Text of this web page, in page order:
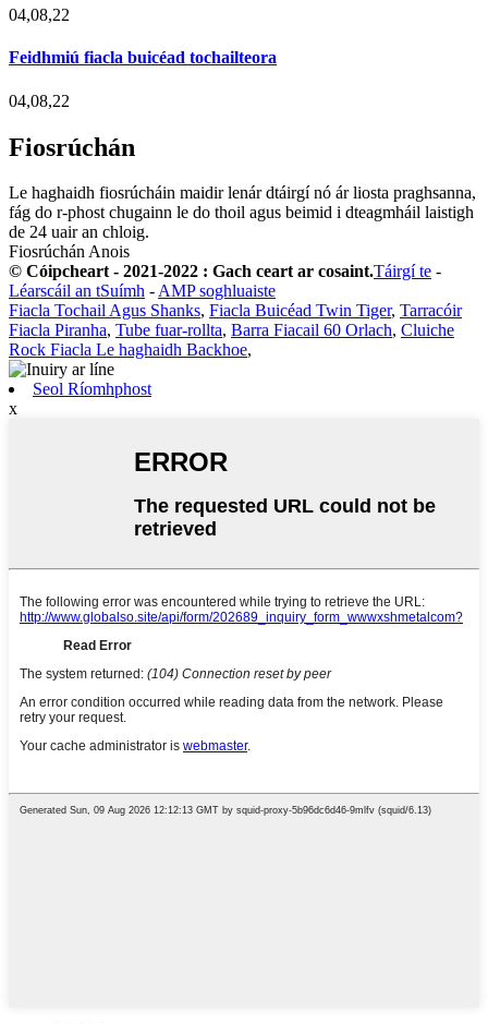
04,08,22
Feidhmiú fiacla buicéad tochailteora
04,08,22
Fiosrúchán
Le haghaidh fiosrúcháin maidir lenár dtáirgí nó ár liosta praghsanna,
fág do r-phost chugainn le do thoil agus beimid i dteagmháil laistigh
de 24 uair an chloig.
Fiosrúchán Anois
© Cóipcheart - 2021-2022 : Gach ceart ar cosaint.Táirgí te -
Léarscáil an tSuímh -AMP soghluaiste
Fiacla Tochail Agus Shanks, Fiacla Buicéad Twin Tiger, Tarracóir
Fiacla Piranha, Tube fuar-rollta, Barra Fiacail 60 Orlach, Cluiche
Rock Fiacla Le haghaidh Backhoe,
Seol Ríomhphost
x